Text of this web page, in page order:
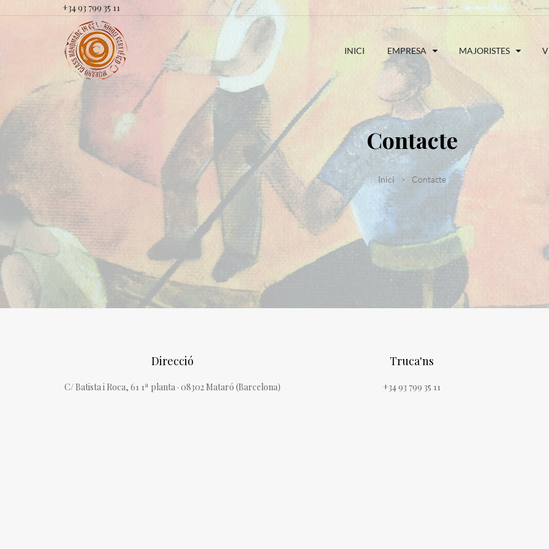
+34 93 799 35 11
INICI EMPRESA MAJORISTES
Contacte
Inici Contacte
Direcció
C/ Batista i Roca, 61 1ª planta · 08302 Mataró (Barcelona)
Truca'ns
+34 93 799 35 11